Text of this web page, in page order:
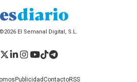
El Semanal Digital, S.L.
PublicidadContactoRSS
Facebook
Twitter
LinkedIn
Instagram
YouTube
TikTok
Telegram